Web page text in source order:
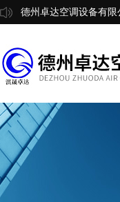
德州卓达空调设备有限